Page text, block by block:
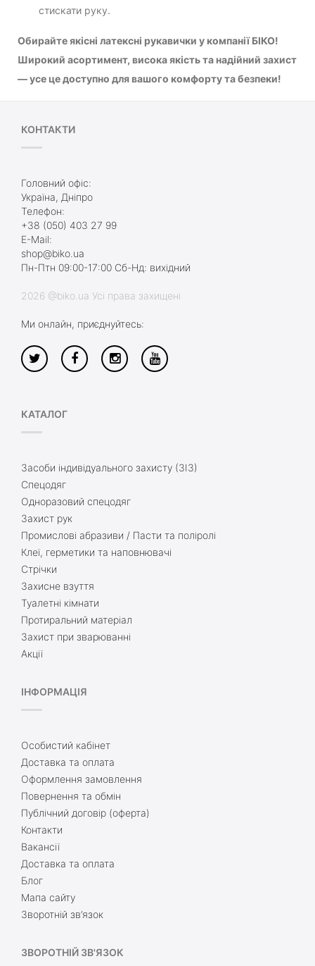
стискати руку.
Обирайте якісні латексні рукавички у компанії БІКО!
Широкий асортимент, висока якість та надійний захист
— усе це доступно для вашого комфорту та безпеки!
КОНТАКТИ
Головний офіс:
Україна, Дніпро
Телефон:
+38 (050) 403 27 99
E-Mail:
shop@biko.ua
Пн-Птн 09:00-17:00 Сб-Нд: вихідний
2026 @biko.ua Усі права захищені
Ми онлайн, приєднуйтесь:
КАТАЛОГ
Засоби індивідуального захисту (ЗІЗ)
Спецодяг
Одноразовий спецодяг
Захист рук
Промислові абразиви / Пасти та поліролі
Клеї, герметики та наповнювачі
Стрічки
Захисне взуття
Туалетні кімнати
Протиральний матеріал
Захист при зварюванні
Акції
ІНФОРМАЦІЯ
Особистий кабінет
Доставка та оплата
Оформлення замовлення
Повернення та обмін
Публічний договір (оферта)
Контакти
Вакансії
Доставка та оплата
Блог
Мапа сайту
Зворотній зв’язок
ЗВОРОТНІЙ ЗВ'ЯЗОК